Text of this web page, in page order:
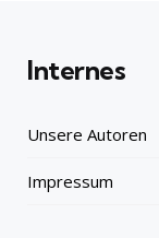
Internes
Unsere Autoren
Impressum